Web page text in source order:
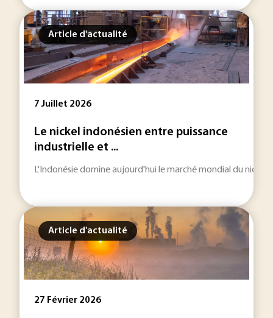
Article d'actualité
7 Juillet 2026
Le nickel indonésien entre puissance
industrielle et ...
L'Indonésie domine aujourd'hui le marché mondial du
Article d'actualité
27 Février 2026